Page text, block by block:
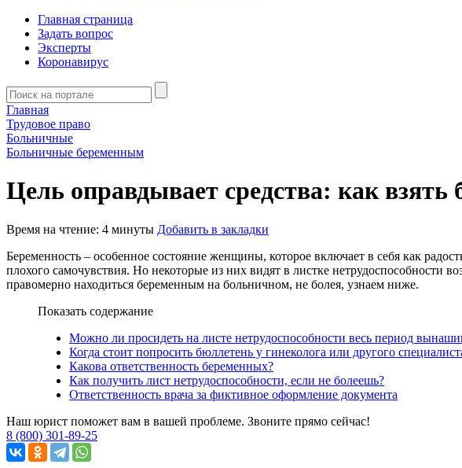
Главная страница
Задать вопрос
Эксперты
Коронавирус
Главная
Трудовое право
Больничные
Больничные беременным
Цель оправдывает средства: как
Время на чтение: 4 минуты Добавить в закладки
Беременность – особенное состояние женщины, которое включает в себя как
плохого самочувствия. Но некоторые из них видят в листке нетрудоспособности
правомерно находиться беременным на больничном, не болея, узнаем ниже.
Показать содержание
Можно ли просидеть на листе нетрудоспособности весь период
Когда стоит попросить бюллетень у гинеколога или другого
Какова ответственность беременных?
Как получить лист нетрудоспособности, если не болеешь?
Ответственность врача за фиктивное оформление документа
Наш юрист поможет вам в вашей проблеме. Звоните прямо сейчас!
8 (800) 301-89-25